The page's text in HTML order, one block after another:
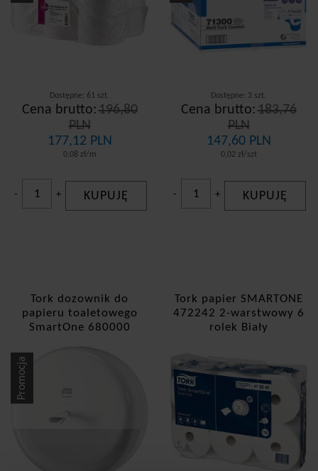
Dostępne: 61 szt.
Cena brutto: 196,80
PLN
177,12 PLN
0,08 zł/m
- + KUPUJĘ
Dostępne: 3 szt.
Cena brutto: 183,76
PLN
147,60 PLN
0,02 zł/szt
- + KUPUJĘ
Tork dozownik do
papieru toaletowego
SmartOne 680000
Promocja
Tork papier SMARTONE
472242 2-warstwowy 6
rolek Biały